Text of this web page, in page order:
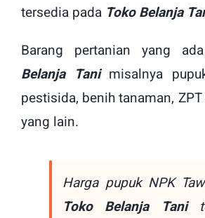
tersedia pada Toko Belanja
Barang pertanian yang
Belanja Tanimisalnya
pestisida, benih tanaman,
yang lain.
Harga pupuk NPK
Toko Belanja Tani